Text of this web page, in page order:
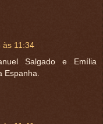
às 11:34
Salgado e Emília
Espanha.